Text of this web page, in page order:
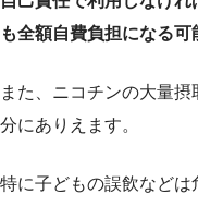
も全額自費負担になる可
また、ニコチンの大量
分にありえます。
特に子どもの誤飲など